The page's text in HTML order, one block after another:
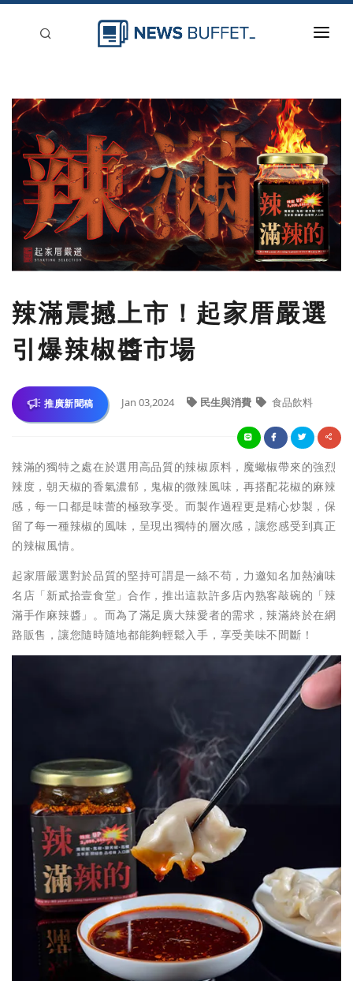
新聞稿分類
登入
刊登
辣滿震撼上市！起家厝嚴選
引爆辣椒醬市場
推廣新聞稿 Jan 03,2024 民生與消費 食品飲料
辣滿的獨特之處在於選用高品質的辣椒原料，魔蠍椒帶來的強烈
辣度，朝天椒的香氣濃郁，鬼椒的微辣風味，再搭配花椒的麻辣
感，每一口都是味蕾的極致享受。而製作過程更是精心炒製，保
留了每一種辣椒的風味，呈現出獨特的層次感，讓您感受到真正
的辣椒風情。
起家厝嚴選對於品質的堅持可謂是一絲不苟，力邀知名加熱滷味
名店「新貳拾壹食堂」合作，推出這款許多店內熟客敲碗的「辣
滿手作麻辣醬」。而為了滿足廣大辣愛者的需求，辣滿終於在網
路販售，讓您隨時隨地都能夠輕鬆入手，享受美味不間斷！